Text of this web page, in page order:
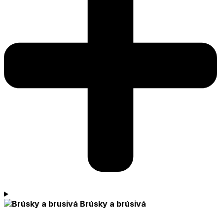
Brúsky a brúsivá